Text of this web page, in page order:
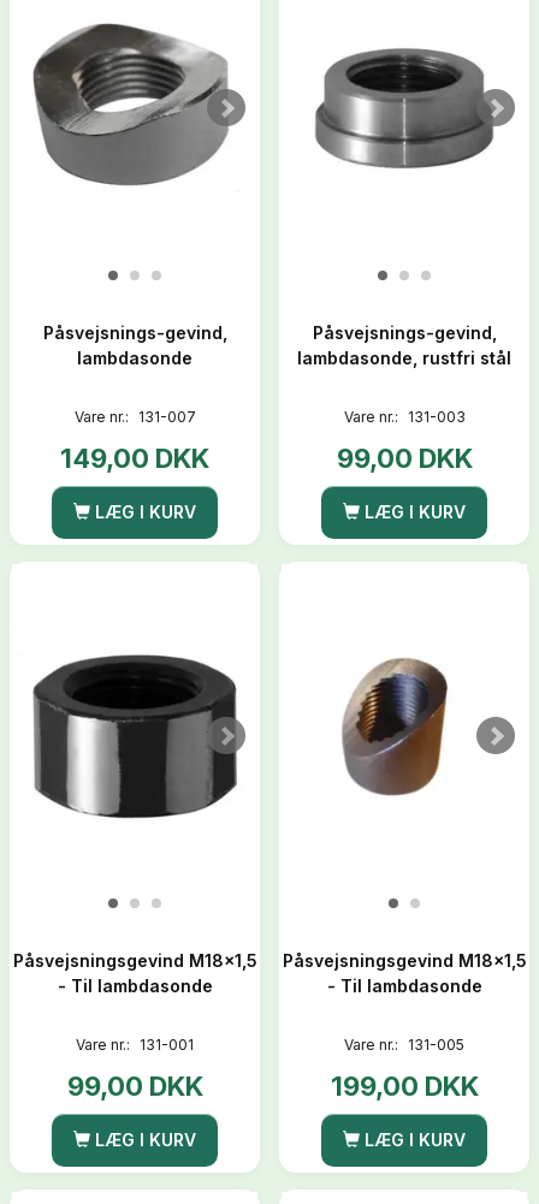
Påsvejsnings-gevind,
lambdasonde
Vare nr.: 131-007
149,00 DKK
LÆG I KURV
Påsvejsnings-gevind,
lambdasonde, rustfri stål
Vare nr.: 131-003
99,00 DKK
LÆG I KURV
Påsvejsningsgevind M18x1,5
- Til lambdasonde
Vare nr.: 131-001
99,00 DKK
LÆG I KURV
Påsvejsningsgevind M18x1,5
- Til lambdasonde
Vare nr.: 131-005
199,00 DKK
LÆG I KURV